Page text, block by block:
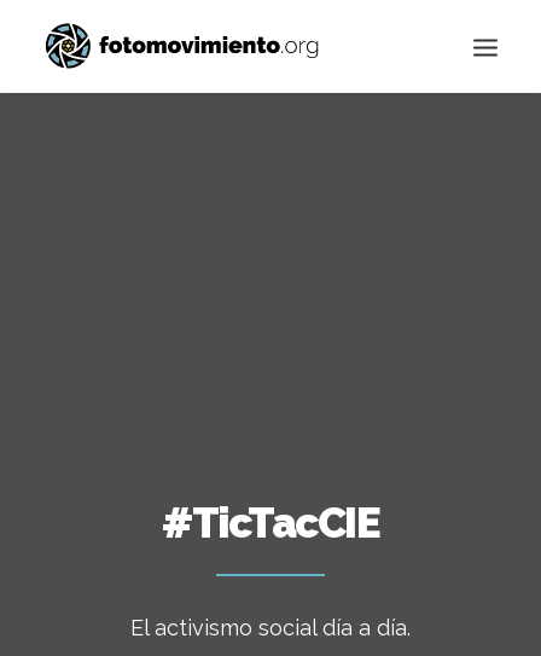
‪#‎TicTacCIE‬
El activismo social día a día.